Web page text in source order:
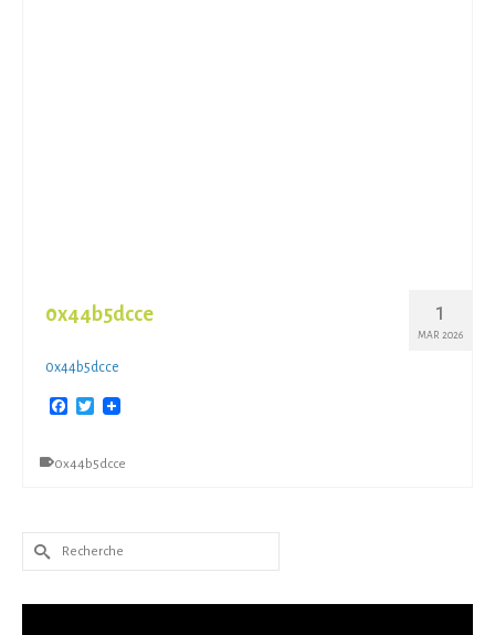
1
MAR 2026
0x44b5dcce
0x44b5dcce
Facebook
Twitter
0x44b5dcce
Rechercher :